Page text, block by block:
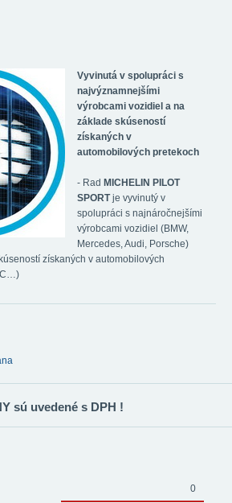
Vyvinutá v spolupráci s
najvýznamnejšími
výrobcami vozidiel a na
základe skúseností
získaných v
automobilových pretekoch
- Rad MICHELIN PILOT
SPORTje vyvinutý v
spolupráci s najnáročnejšími
výrobcami vozidiel (BMW,
Mercedes, Audi, Porsche)
získaných v automobilových
sú uvedené s DPH !
0